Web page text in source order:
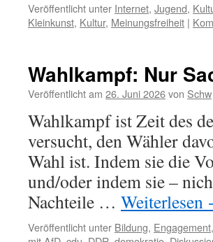
Veröffentlicht unter Internet, Jugend,
Kleinkunst, Kultur, Meinungsfreiheit |
Wahlkampf: Nur
Veröffentlicht am 26. Juni 2026von Schw
Wahlkampf ist Zeit des
versucht, den Wähler
Wahl ist. Indem sie die
und/oder indem sie –
Nachteile … Weiterlesen
Veröffentlicht unter Bildung, Engagement,